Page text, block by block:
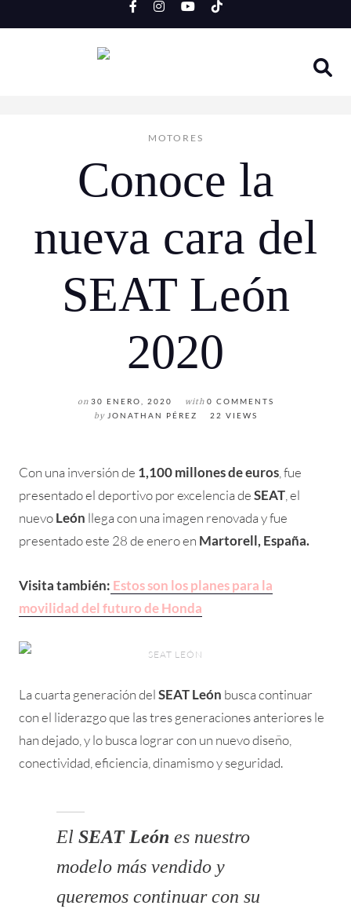
to
MOTORES
Conoce la
nueva cara del
SEAT León
2020
on 30 ENERO, 2020 with 0 COMMENTS
by JONATHAN PÉREZ 22 VIEWS
Con una inversión de 1,100 millones de euros , fue
presentado el deportivo por excelencia deSEAT , el
nuevoLeón llega con una imagen renovada y fue
presentado este 28 de enero en Martorell, España.
Visita también: Estos son los planes para la
movilidad del futuro de Honda
SEAT LEÓN
La cuarta generación delSEAT León busca continuar
con el liderazgo que las tres generaciones anteriores le
han dejado, y lo busca lograr con un nuevo diseño,
conectividad, eficiencia, dinamismo y seguridad.
El SEAT León es nuestro
modelo más vendido y
queremos continuar con su